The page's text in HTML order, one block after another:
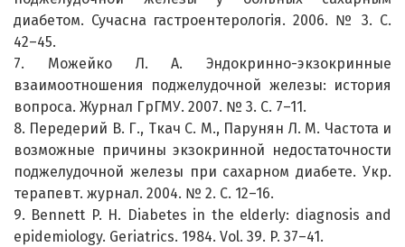
диабетом. Сучасна гастроентерологія. 2006. № 3. С.
42–45.
7. Можейко Л. А. Эндокринно-экзокринные
взаимоотношения поджелудочной железы: история
вопроса. Журнал ГрГМУ. 2007. № 3. С. 7–11.
8. Передерий В. Г., Ткач С. М., Парунян Л. М. Частота и
возможные причины экзокринной недостаточности
поджелудочной железы при сахарном диабете. Укр.
терапевт. журнал. 2004. № 2. С. 12–16.
9. Bennett P. H. Diabetes in the elderly: diagnosis and
epidemiology. Geriatrics. 1984. Vol. 39. P. 37–41.